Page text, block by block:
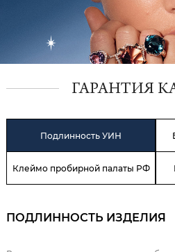
ГАРАНТИЯ
Подлинность УИН
Клеймо пробирной палаты РФ
ПОДЛИННОСТЬ ИЗДЕЛИЯ